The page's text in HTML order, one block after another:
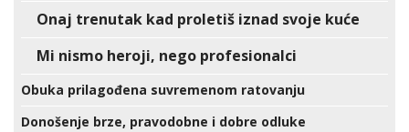
Onaj trenutak kad proletiš iznad svoje kuće
Mi nismo heroji, nego profesionalci
Obuka prilagođena suvremenom ratovanju
Donošenje brze, pravodobne i dobre odluke